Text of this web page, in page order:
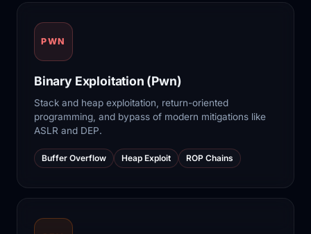
PWN
Binary Exploitation (Pwn)
Stack and heap exploitation, return-oriented
programming, and bypass of modern mitigations like
ASLR and DEP.
Buffer Overflow Heap Exploit ROP Chains